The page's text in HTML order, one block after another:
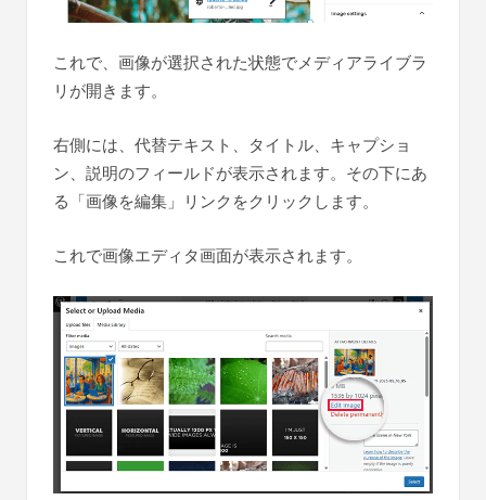
これで、画像が選択された状態でメディアライブラ
リが開きます。
右側には、代替テキスト、タイトル、キャプショ
ン、説明のフィールドが表示されます。その下にあ
る「画像を編集」リンクをクリックします。
これで画像エディタ画面が表示されます。